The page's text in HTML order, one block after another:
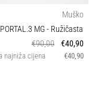
Muško
MG- Ružičasta
€90,00
€40,90
najniža cijena €40,90